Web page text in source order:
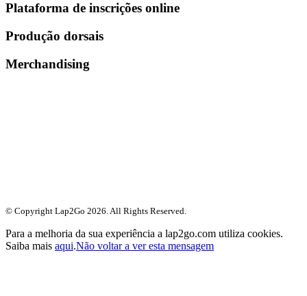
Plataforma de inscrições online
Produção dorsais
Merchandising
© Copyright Lap2Go 2026. All Rights Reserved.
Para a melhoria da sua experiência a lap2go.com utiliza cookies.
Saiba mais aqui.Não voltar a ver esta mensagem